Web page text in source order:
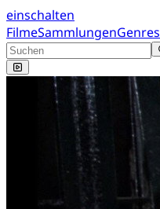
einschalten
FilmeSammlungenGenres